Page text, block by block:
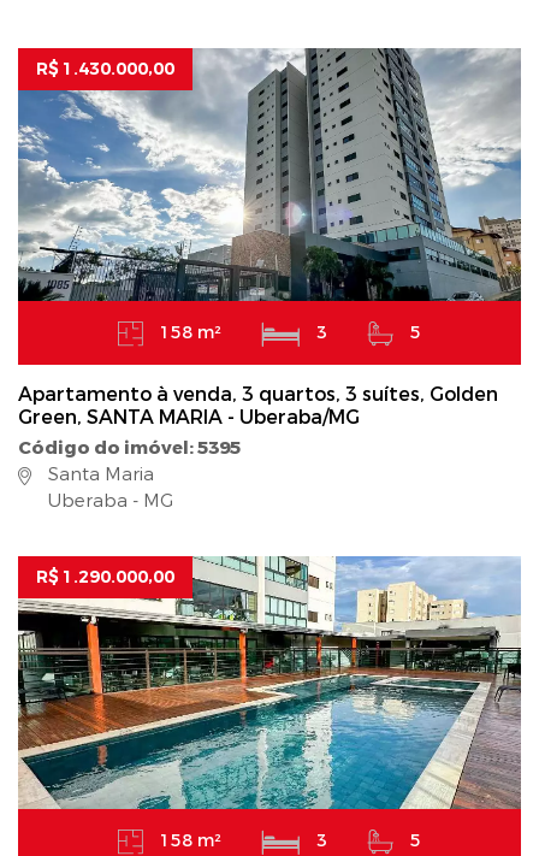
R$ 1.430.000,00
158 m² 3 5
Apartamento à venda, 3 quartos, 3 suítes, Golden
Green, SANTA MARIA - Uberaba/MG
Código do imóvel: 5395
Santa Maria
Uberaba - MG
R$ 1.290.000,00
158 m² 3 5